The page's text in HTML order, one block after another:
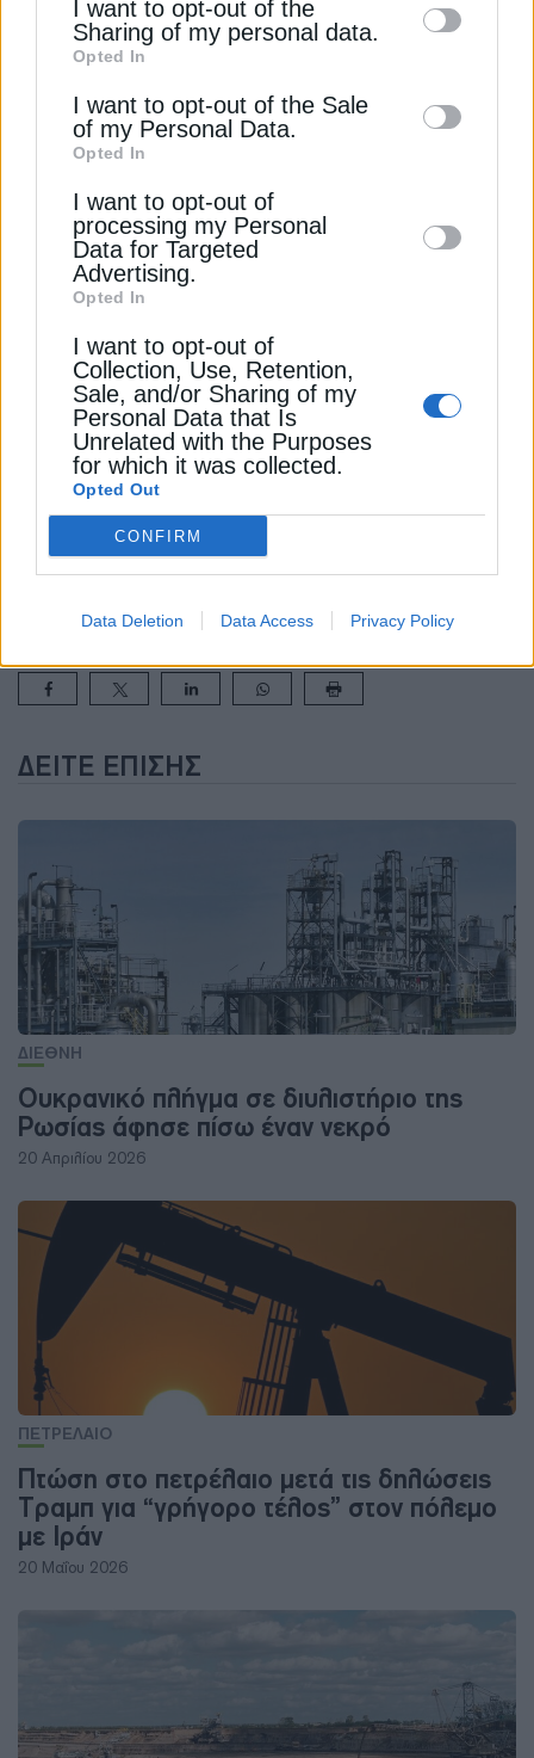
information by third parties on the IAB’s list
of downstream participants. This
information may also be disclosed by us to
third parties on theIAB’s List of
Downstream Participants
disclose it to other third parties.
I want to opt-out of the
Sharing of my personal data.
Opted In
I want to opt-out of the Sale
of my Personal Data.
Opted In
I want to opt-out of
processing my Personal
Data for Targeted
Advertising.
Opted In
I want to opt-out of
Collection, Use, Retention,
Sale, and/or Sharing of my
Personal Data that Is
Unrelated with the Purposes
for which it was collected.
Opted Out
CONFIRM
Data Deletion Data Access Privacy Policy
Για μεγάλο μέρος του κοινού, η πυρηνική ενέργεια
ακτινοβολίας και οι ζώνες αποκλεισμού
λειτουργούν ως μετρήσιμη εγγύηση ότι ο κίνδυνος
Διαβάστε ακόμη
Ευρώπης, ο ρόλος της Ελλάδας
Η Google άρχισε την κατασκευή του τεράστιου
κέντρου AI στην Ινδία
Καθαρές τεχνολογίες: Γιατί η Ινδία δυσκολεύεται
να γίνει…Κίνα
ΔΕΊΤΕ ΕΠΊΣΗΣ
ΔΙΕΘΝΗ
Ουκρανικό πλήγμα σε διυλιστήριο της
Ρωσίας άφησε πίσω έναν νεκρό
20 Απριλίου 2026
ΠΕΤΡΕΛΑΙΟ
Πτώση στο πετρέλαιο μετά τις δηλώσεις
Τραμπ για “γρήγορο τέλος” στον πόλεμο
με Ιράν
20 Μαΐου 2026